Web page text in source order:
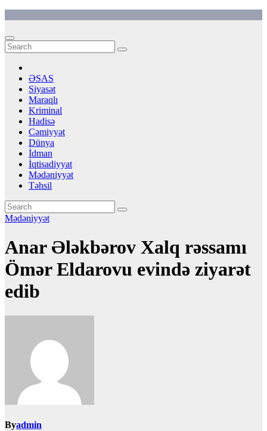
content
ƏSAS
Siyasət
Maraqlı
Kriminal
Hadisə
Cəmiyyət
Dünya
İdman
İqtisadiyyat
Mədəniyyət
Təhsil
Mədəniyyət
Anar Ələkbərov Xalq rəssamı
Ömər Eldarovu evində ziyarət
edib
Byadmin